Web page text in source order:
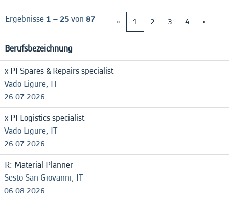
Ergebnisse1 – 25von 87 « 1 2 3 4 »
Berufsbezeichnung
x PI Spares & Repairs specialist
Vado Ligure, IT
26.07.2026
x PI Logistics specialist
Vado Ligure, IT
26.07.2026
R: Material Planner
Sesto San Giovanni, IT
06.08.2026